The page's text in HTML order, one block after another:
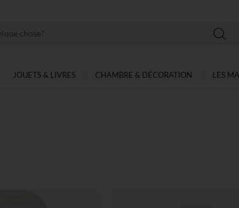
JOUETS & LIVRES CHAMBRE & DÉCORATION LES